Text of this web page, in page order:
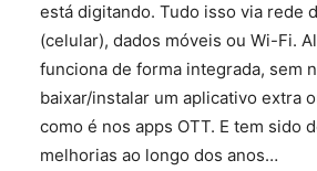
está digitando. Tudo isso via rede
(celular), dados móveis ou Wi-Fi.
funciona de forma integrada, sem
baixar/instalar um aplicativo extra
como é nos apps OTT. E tem sido
melhorias ao longo dos anos…